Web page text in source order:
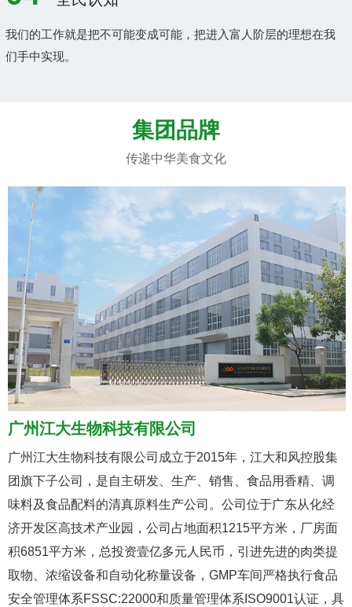
我们的工作就是把不可能变成可能，把进入富人阶层的理想在我
们手中实现。
集团品牌
传递中华美食文化
广州江大生物科技有限公司
广州江大生物科技有限公司成立于2015年，江大和风控股集
团旗下子公司， 是自主研发、生产、销售、食品用香精、调
味料及食品配料的清真原料生产公司。 公司位于广东从化经
济开发区高技术产业园，公司占地面积1215平方米，厂房面
积6851平方米，总投资壹亿多元人民币，引进先进的肉类提
取物、浓缩设备和自动化称量设备，GMP车间严格执行食品
安全管理体系FSSC:22000和质量管理体系ISO9001认证，具